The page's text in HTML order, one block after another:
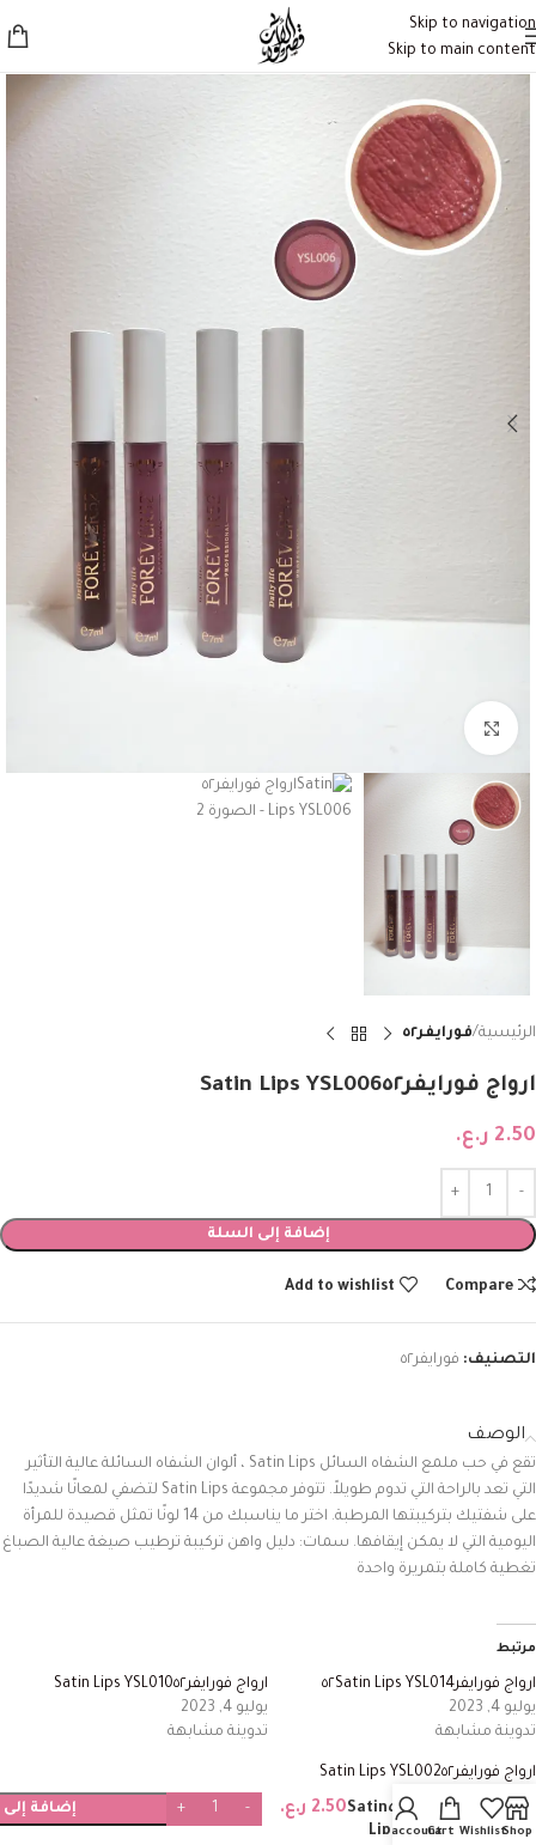
Skip to navigation
Skip to main content
الرئيسية فورايفر٥٢
ارواج فورايفر٥٢‏Satin Lips YSL006
2.50 ر.ع.
إضافة إلى السلة
Compare
Add to wishlist
التصنيف: فورايفر٥٢
الوصف
تقع في حب ملمع الشفاه السائل ، ألوان الشفاه السائلة عالية التأثير
التي تعد بالراحة التي تدوم طويلاً. تتوفر مجموعة لتضفي لمعانًا شديدًا
على شفتيك بتركيبتها المرطبة. اختر ما يناسبك من لونًا تمثل قصيدة للمرأة
اليومية التي لا يمكن إيقافها. سمات: دليل واهن تركيبة ترطيب صيغة عالية الصباغ
تغطية كاملة بتمريرة واحدة
مرتبط
ارواج فورايفر٥٢Satin Lips YSL014
يوليو 4, 2023
تدوينة مشابهة
ارواج فورايفر٥٢‏Satin Lips YSL010
يوليو 4, 2023
تدوينة مشابهة
ارواج فورايفر٥٢‏Satin Lips YSL002
يوليو 4, 2023
تدوينة مشابهة
فورايفر٥٢‏Satin
Lips YSL006
2.50 ر.ع. إضافة
Shop
Wishlist
Cart
My account